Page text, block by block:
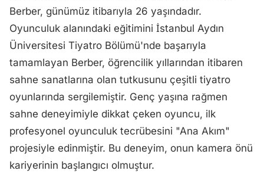
Berber, günümüz itibarıyla 26 yaşındadır.
Oyunculuk alanındaki eğitimini İstanbul Aydın
Üniversitesi Tiyatro Bölümü'nde başarıyla
tamamlayan Berber, öğrencilik yıllarından itibaren
sahne sanatlarına olan tutkusunu çeşitli tiyatro
oyunlarında sergilemiştir. Genç yaşına rağmen
sahne deneyimiyle dikkat çeken oyuncu, ilk
profesyonel oyunculuk tecrübesini "Ana Akım"
projesiyle edinmiştir. Bu deneyim, onun kamera önü
kariyerinin başlangıcı olmuştur.